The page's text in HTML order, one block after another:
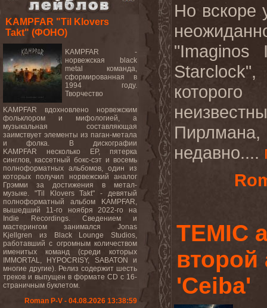
KAMPFAR "Til Klovers
Takt" (ФОНО)
KAMPFAR -
норвежская black
metal команда,
сформированная в
1994 году.
Творчество
KAMPFAR вдохновлено норвежским
фольклором и мифологией, а
музыкальная составляющая
заимствует элементы из паган-метала
и фолка. В дискографии
KAMPFAR несколько EP, пятерка
синглов, кассетный бокс-сэт и восемь
полноформатных альбомов, один из
которых получил норвежский аналог
Грэмми за достижения в метал-
музыке. "Til Klovers Takt" - девятый
полноформатный альбом KAMPFAR,
вышедший 11-го ноября 2022-го на
Indie Recordings. Сведением и
мастерингом занимался Jonas
Kjellgren из Black Lounge Studios,
работавший с огромным количеством
именитых команд (среди которых
IMMORTAL, HYPOCRISY, SABATON и
многие другие). Релиз содержит шесть
треков и выпущен в формате CD с 16-
страничным буклетом.
Roman P-V - 04.08.2026 13:38:59
Но вскоре
недавно....
TEMIC
'Ceiba'